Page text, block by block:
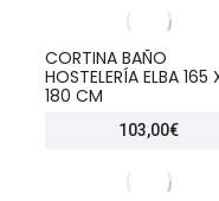
CORTINA BAÑO
HOSTELERÍA ELBA 165
180 CM
103,00€